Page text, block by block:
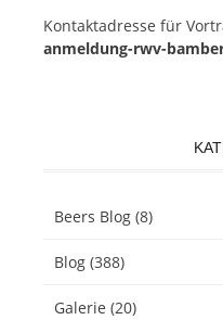
Kon­takt­adres­se für
anmeldung-rwv-
Beers Blog (8)
Blog (388)
Galerie (20)